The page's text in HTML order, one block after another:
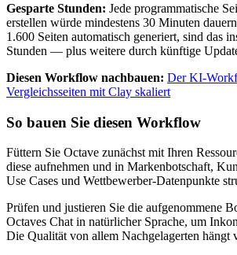
Gesparte Stunden: Jede programmatische
erstellen würde mindestens 30 Minuten
1.600 Seiten automatisch generiert, sind das
Stunden — plus weitere durch künftige
Diesen Workflow nachbauen: Der KI-
Vergleichsseiten mit Clay skaliert
So bauen Sie diesen Workflow
Füttern Sie Octave zunächst mit Ihren
diese aufnehmen und in Markenbotschaft,
Use Cases und Wettbewerber-Datenpunkte
Prüfen und justieren Sie die aufgenommene
Octaves Chat in natürlicher Sprache, um
Die Qualität von allem Nachgelagerten hängt